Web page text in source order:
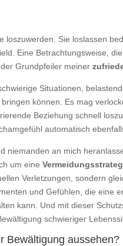
loszuwerden. Sie loslassen
Eine Betrachtungsweise,
Grundpfeiler meiner
Situationen,
können. Es mag
Beziehung schnell
automatisch
niemanden an mich
um eine
Verletzungen, sondern
und Gefühlen, die eine
kann. Und mit dieser
schwieriger
Bewältigung aussehen?